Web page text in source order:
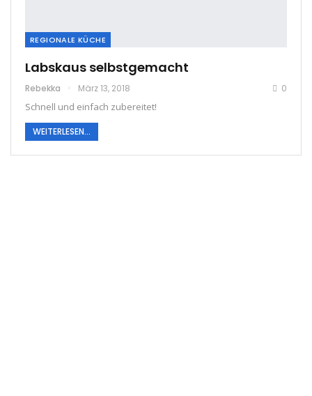
REGIONALE KÜCHE
Labskaus selbstgemacht
Rebekka März 13, 2018 0
Schnell und einfach zubereitet!
WEITERLESEN...